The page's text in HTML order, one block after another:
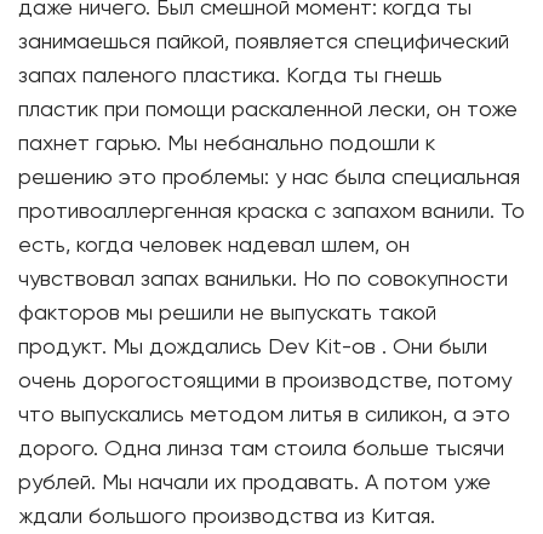
даже ничего. Был смешной момент: когда ты
занимаешься пайкой, появляется специфический
запах паленого пластика. Когда ты гнешь
пластик при помощи раскаленной лески, он тоже
пахнет гарью. Мы небанально подошли к
решению это проблемы: у нас была специальная
противоаллергенная краска с запахом ванили. То
есть, когда человек надевал шлем, он
чувствовал запах ванильки. Но по совокупности
факторов мы решили не выпускать такой
продукт. Мы дождались Dev Kit-ов . Они были
очень дорогостоящими в производстве, потому
что выпускались методом литья в силикон, а это
дорого. Одна линза там стоила больше тысячи
рублей. Мы начали их продавать. А потом уже
ждали большого производства из Китая.